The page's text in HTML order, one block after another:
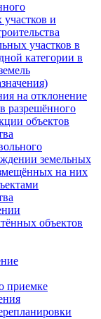
участков и
участков в
категории в
на отклонение
разрешённого
объектов
земельных
на них
объектов
приемке